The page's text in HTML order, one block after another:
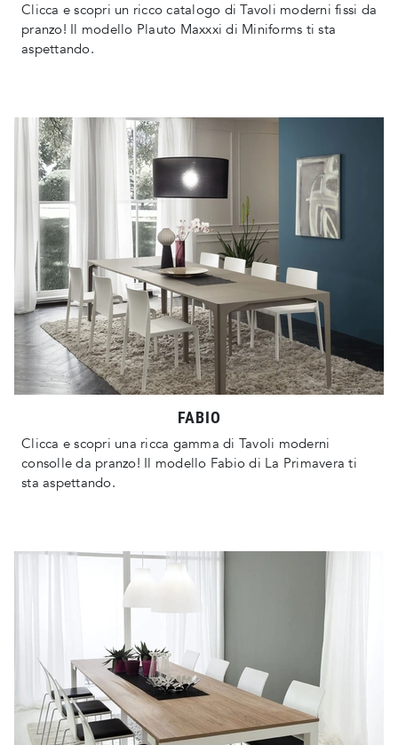
Clicca e scopri un ricco catalogo di Tavoli moderni fissi da
pranzo! Il modello Plauto Maxxxi di Miniforms ti sta
aspettando.
FABIO
Clicca e scopri una ricca gamma di Tavoli moderni
consolle da pranzo! Il modello Fabio di La Primavera ti
sta aspettando.